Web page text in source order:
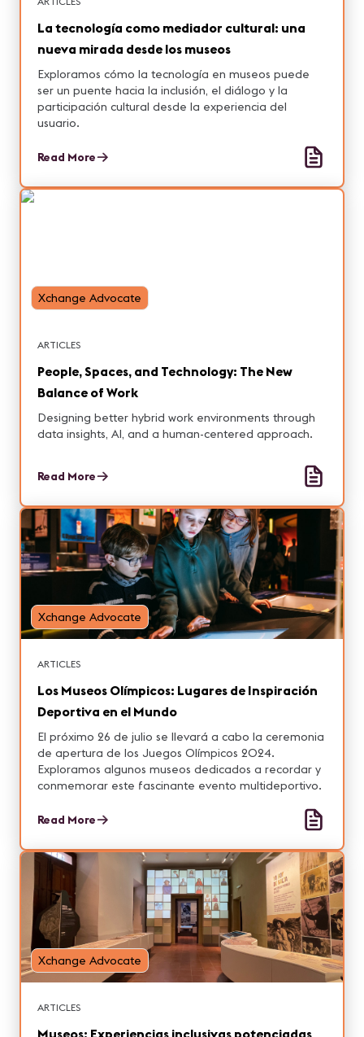
La tecnología como mediador cultural: una
nueva mirada desde los museos
Exploramos cómo la tecnología en museos puede
ser un puente hacia la inclusión, el diálogo y la
participación cultural desde la experiencia del
usuario.
Read More
Xchange Advocate
ARTICLES
People, Spaces, and Technology: The New
Balance of Work
Designing better hybrid work environments through
data insights, AI, and a human-centered approach.
Read More
Xchange Advocate
ARTICLES
Los Museos Olímpicos: Lugares de Inspiración
Deportiva en el Mundo
El próximo 26 de julio se llevará a cabo la ceremonia
de apertura de los Juegos Olímpicos 2024.
Exploramos algunos museos dedicados a recordar y
conmemorar este fascinante evento multideportivo.
Read More
Xchange Advocate
ARTICLES